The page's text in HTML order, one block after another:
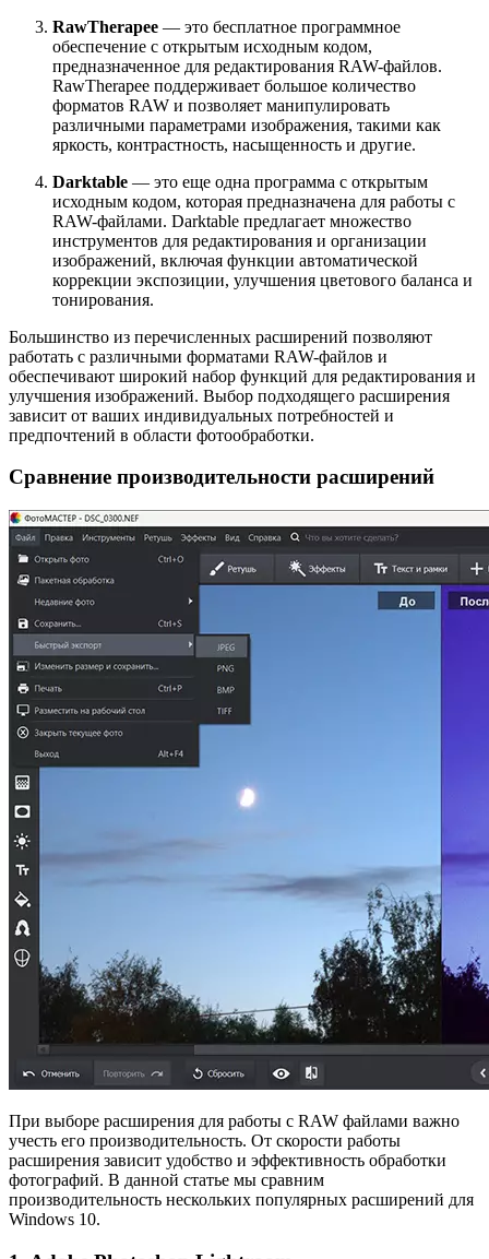
RawTherapee — это бесплатное программное
обеспечение с открытым исходным кодом,
предназначенное для редактирования RAW-файлов.
RawTherapee поддерживает большое количество
форматов RAW и позволяет манипулировать
различными параметрами изображения, такими как
яркость, контрастность, насыщенность и другие.
Darktable — это еще одна программа с открытым
исходным кодом, которая предназначена для работы с
RAW-файлами. Darktable предлагает множество
инструментов для редактирования и организации
изображений, включая функции автоматической
коррекции экспозиции, улучшения цветового баланса и
тонирования.
Большинство из перечисленных расширений позволяют
работать с различными форматами RAW-файлов и
обеспечивают широкий набор функций для редактирования и
улучшения изображений. Выбор подходящего расширения
зависит от ваших индивидуальных потребностей и
предпочтений в области фотообработки.
Сравнение производительности расширений
При выборе расширения для работы с RAW файлами важно
учесть его производительность. От скорости работы
расширения зависит удобство и эффективность обработки
фотографий. В данной статье мы сравним
производительность нескольких популярных расширений для
Windows 10.